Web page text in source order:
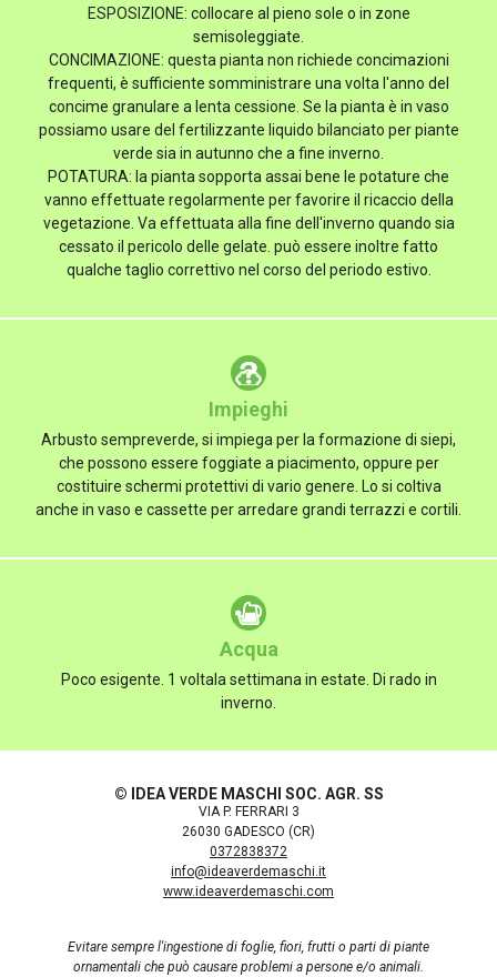
ESPOSIZIONE: collocare al pieno sole o in zone
semisoleggiate.
CONCIMAZIONE: questa pianta non richiede concimazioni
frequenti, è sufficiente somministrare una volta l'anno del
concime granulare a lenta cessione. Se la pianta è in vaso
possiamo usare del fertilizzante liquido bilanciato per piante
verde sia in autunno che a fine inverno.
POTATURA: la pianta sopporta assai bene le potature che
vanno effettuate regolarmente per favorire il ricaccio della
vegetazione. Va effettuata alla fine dell'inverno quando sia
cessato il pericolo delle gelate. può essere inoltre fatto
qualche taglio correttivo nel corso del periodo estivo.
Impieghi
Arbusto sempreverde, si impiega per la formazione di siepi,
che possono essere foggiate a piacimento, oppure per
costituire schermi protettivi di vario genere. Lo si coltiva
anche in vaso e cassette per arredare grandi terrazzi e cortili.
Acqua
Poco esigente. 1 voltala settimana in estate. Di rado in
inverno.
© IDEA VERDE MASCHI SOC. AGR. SS
VIA P. FERRARI 3
26030 GADESCO (CR)
0372838372
info@ideaverdemaschi.it
www.ideaverdemaschi.com
Evitare sempre l'ingestione di foglie, fiori, frutti o parti di piante
ornamentali che può causare problemi a persone e/o animali.